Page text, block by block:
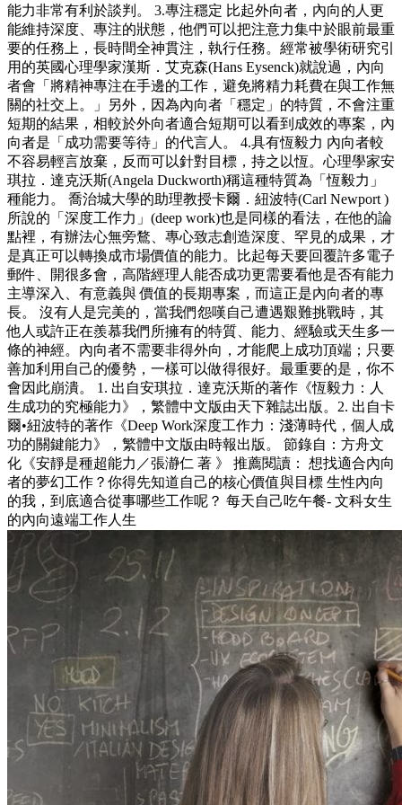
能力非常有利於談判。 3.專注穩定 比起外向者，內向的人更
能維持深度、專注的狀態，他們可以把注意力集中於眼前最重
要的任務上，長時間全神貫注，執行任務。經常被學術研究引
用的英國心理學家漢斯．艾克森(Hans Eysenck)就說過，內向
者會「將精神專注在手邊的工作，避免將精力耗費在與工作無
關的社交上。」另外，因為內向者「穩定」的特質，不會注重
短期的結果，相較於外向者適合短期可以看到成效的專案，內
向者是「成功需要等待」的代言人。 4.具有恆毅力 內向者較
不容易輕言放棄，反而可以針對目標，持之以恆。心理學家安
琪拉．達克沃斯(Angela Duckworth)稱這種特質為「恆毅力」
種能力。 喬治城大學的助理教授卡爾．紐波特(Carl Newport )
所說的「深度工作力」(deep work)也是同樣的看法，在他的論
點裡，有辦法心無旁鶩、專心致志創造深度、罕見的成果，才
是真正可以轉換成市場價值的能力。比起每天要回覆許多電子
郵件、開很多會，高階經理人能否成功更需要看他是否有能力
主導深入、有意義與 價值的長期專案，而這正是內向者的專
長。 沒有人是完美的，當我們怨嘆自己遭遇艱難挑戰時，其
他人或許正在羨慕我們所擁有的特質、能力、經驗或天生多一
條的神經。內向者不需要非得外向，才能爬上成功頂端；只要
善加利用自己的優勢，一樣可以做得很好。最重要的是，你不
會因此崩潰。 1. 出自安琪拉．達克沃斯的著作《恆毅力：人
生成功的究極能力》，繁體中文版由天下雜誌出版。2. 出自卡
爾•紐波特的著作《Deep Work深度工作力：淺薄時代，個人成
功的關鍵能力》，繁體中文版由時報出版。 節錄自：方舟文
化《安靜是種超能力／張瀞仁 著 》 推薦閱讀： 想找適合內向
者的夢幻工作？你得先知道自己的核心價值與目標 生性內向
的我，到底適合從事哪些工作呢？ 每天自己吃午餐- 文科女生
的內向遠端工作人生